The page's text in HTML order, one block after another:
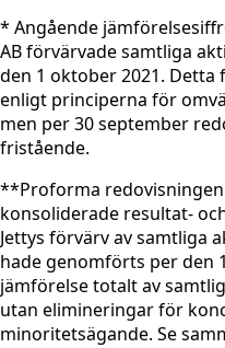
* Angående
AB förvärvade samtliga
den 1 oktober 2021.
enligt principerna för
men per 30 september
fristående.
**Proforma
konsoliderade resultat-
Jettys förvärv av samtliga
hade genomförts per den
jämförelse totalt av
utan elimineringar för
minoritetsägande. Se